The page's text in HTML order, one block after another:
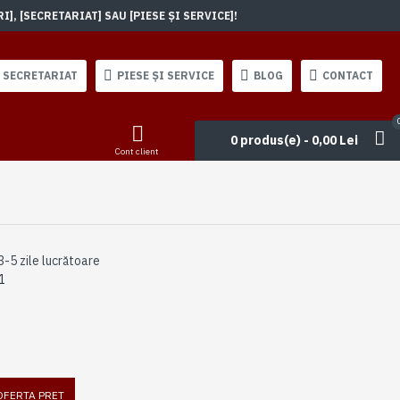
[SECRETARIAT] SAU [PIESE ȘI SERVICE]!
SECRETARIAT PIESE ȘI SERVICE BLOG CONTACT
Cont client
0 produs(e) - 0,00 Lei
5 zile lucrătoare
PRET